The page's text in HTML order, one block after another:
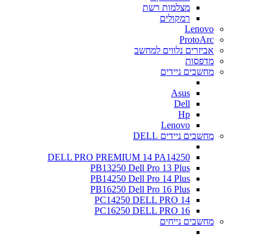
מצלמות רשת
רמקולים
Lenovo
ProtoArc
אביזרים נלווים למחשב
מדפסות
מחשבים ניידים
Asus
Dell
Hp
Lenovo
מחשבים ניידים DELL
DELL PRO PREMIUM 14 PA14250
PB13250 Dell Pro 13 Plus
PB14250 Dell Pro 14 Plus
PB16250 Dell Pro 16 Plus
PC14250 DELL PRO 14
PC16250 DELL PRO 16
מחשבים נייחים